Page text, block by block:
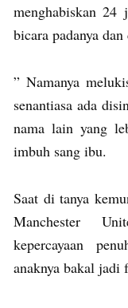
menghabiskan 24
bicara padanya
” Namanya
senantiasa ada
nama lain yang
imbuh sang ibu.
Saat di tanya
Manchester
kepercayaan
anaknya bakal jadi